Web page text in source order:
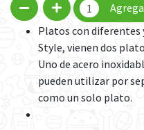
Platos con diferentes
Style, vienen dos
Uno de acero
pueden utilizar por
como un solo plato.